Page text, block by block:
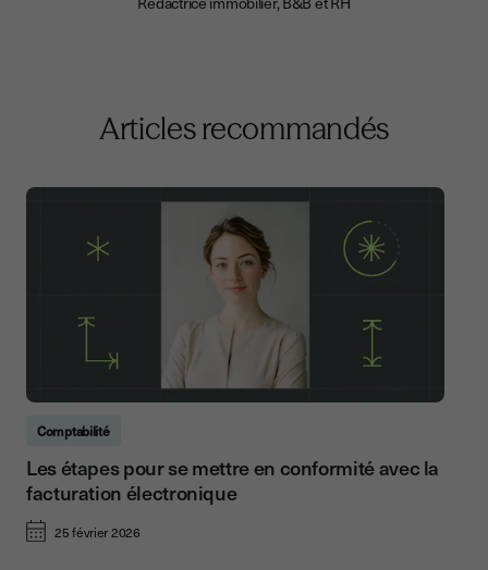
Articles recommandés
Comptabilité
Les étapes pour se mettre en conformité avec la
facturation électronique
25 février 2026